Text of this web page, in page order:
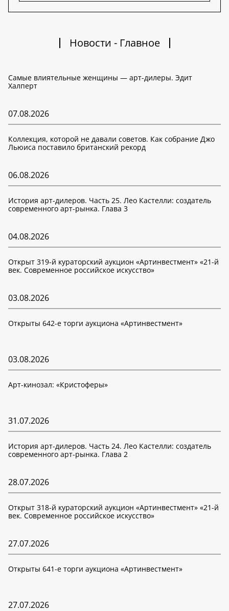
Новости - Главное
Самые влиятельные женщины — арт-дилеры. Эдит
Халперт
07.08.2026
Коллекция, которой не давали советов. Как собрание Джо
Льюиса поставило британский рекорд
06.08.2026
История арт-дилеров. Часть 25. Лео Кастелли: создатель
современного арт-рынка. Глава 3
04.08.2026
Открыт 319-й кураторский аукцион «Артинвестмент» «21-й
век. Современное российское искусство»
03.08.2026
Открыты 642-е торги аукциона «Артинвестмент»
03.08.2026
Арт-кинозал: «Кристоферы»
31.07.2026
История арт-дилеров. Часть 24. Лео Кастелли: создатель
современного арт-рынка. Глава 2
28.07.2026
Открыт 318-й кураторский аукцион «Артинвестмент» «21-й
век. Современное российское искусство»
27.07.2026
Открыты 641-е торги аукциона «Артинвестмент»
27.07.2026